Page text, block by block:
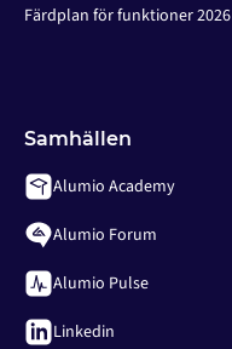
Färdplan för funktioner 2026
Samhällen
Alumio Academy
Alumio Forum
Alumio Pulse
Linkedin